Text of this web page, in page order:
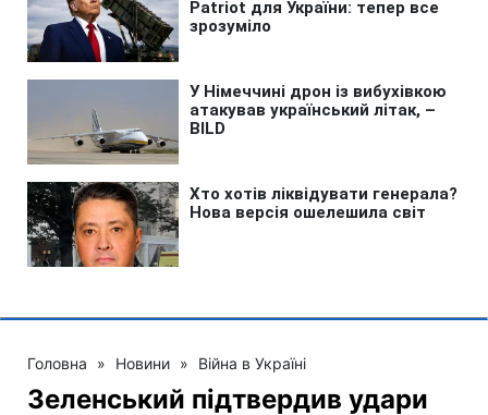
Головна » Новини » Війна в Україні
Зеленський підтвердив удари